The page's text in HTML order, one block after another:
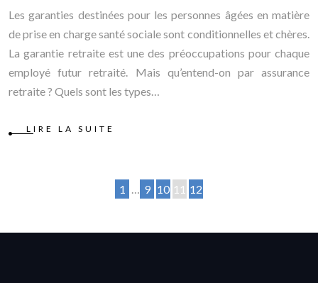
Les garanties destinées pour les personnes âgées en matière
de prise en charge santé sociale sont conditionnelles et chères.
La garantie retraite est une des préoccupations pour chaque
employé futur retraité. Mais qu’entend-on par assurance
retraite ? Quels sont les types…
LIRE LA SUITE
1 9 10 11 12